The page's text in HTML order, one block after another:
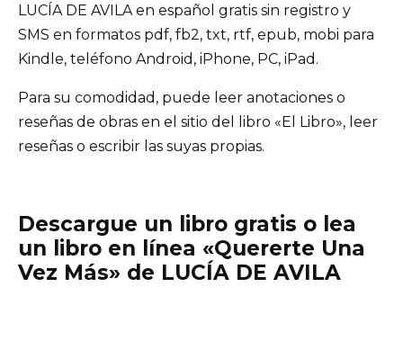
LUCÍA DE AVILA en español gratis sin registro y
SMS en formatos pdf, fb2, txt, rtf, epub, mobi para
Kindle, teléfono Android, iPhone, PC, iPad.
Para su comodidad, puede leer anotaciones o
reseñas de obras en el sitio del libro «El Libro», leer
reseñas o escribir las suyas propias.
Descargue un libro gratis o lea
un libro en línea «Quererte Una
Vez Más» de LUCÍA DE AVILA